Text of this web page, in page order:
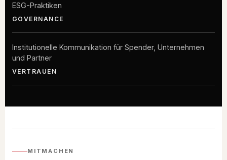
ESG-Praktiken
GOVERNANCE
Institutionelle Kommunikation für Spender, Unternehmen
und Partner
VERTRAUEN
MITMACHEN